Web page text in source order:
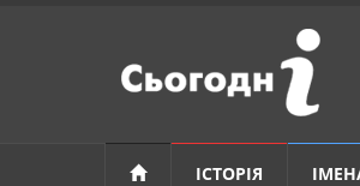
ІСТОРІЯ